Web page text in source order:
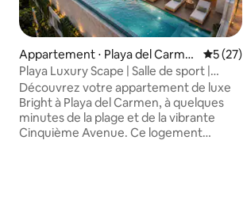
Appartement ⋅ Playa del Carme
n
5 (27)
Playa Luxury Scape | Salle de sport |
Sauna | Parking | Barbecue
Découvrez votre appartement de luxe
Bright à Playa del Carmen, à quelques
minutes de la plage et de la vibrante
Cinquième Avenue. Ce logement